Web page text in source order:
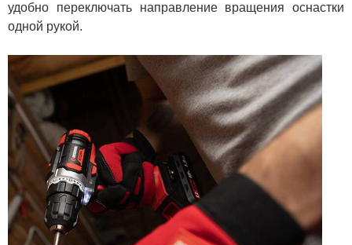
удобно переключать направление вращения оснастки
одной рукой.